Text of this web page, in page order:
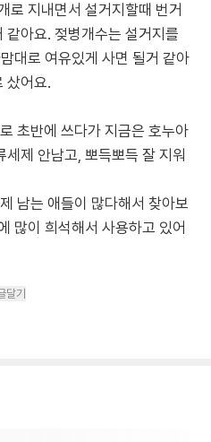
로 지내면서 설거지할때 번거
아요. 젖병개수는 설거지를
대로 여유있게 사면 될거 같아
샀어요.
초반에 쓰다가 지금은 호누아
제 안남고, 뽀득뽀득 잘 지워
남는 애들이 많다해서 찾아보
많이 희석해서 사용하고 있어
달기